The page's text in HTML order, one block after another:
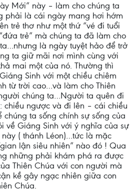
Mới” này – làm cho chúng ta
phải là cái ngày mang hơi hớm
trẻ thơ như một thứ “vé đi tuổi
trẻ” mà chúng ta đã làm cho
là ngày tuyệt hảo để trở
ta giữ mãi nơi mình cùng với
mai một của nó. Thường thì
Sinh với một chiều chiêm
từ trời cao…và làm cho Thiên
chúng ta…Người ta quên đi
chiều ngược và đi lên – cái chiều
chúng ta sống chính sự sống của
về Giáng Sinh với ý nghĩa của sự
( thánh Léon)…tức là mặc
lận siêu nhiên” nào đó ! Qua
những phải khám phá ra được
Thiên Chúa với con người mà
kề gây ngạc nhiên giữa con
Chúa.